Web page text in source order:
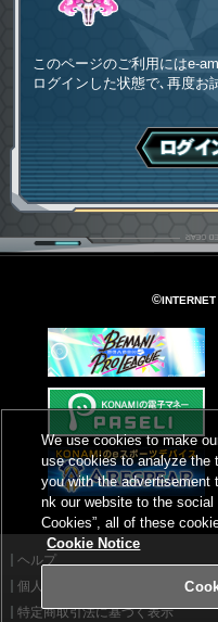
このページのご利用にはe-
ログインした状態で､再度お
ログイン
©INTERNET
ヘルプ
個人情報等保護方針
特定商取引法に基づく表示
We use cookies to make
use cookies to analyze the
you with the advertisement
nk our website to the social
Cookies”, all of these
Cookie Notice